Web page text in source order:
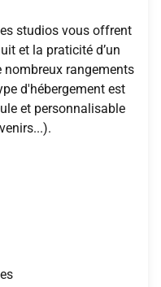
studios vous offrent
et la praticité d’un
nombreux rangements
d'hébergement est
et personnalisable